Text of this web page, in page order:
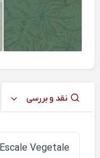
نقد و بررسی
Escale Vegetale